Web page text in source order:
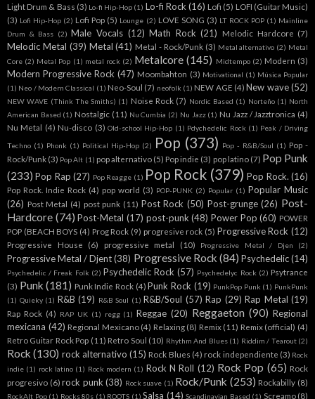
Light Drum & Bass (3) Lo-fi Hip-Hop (1) Lo-fi Rock (16) Lofi (5) LOFI (Guitar Music)
(3) Lofi Hip-Hop (2) Lofi Pop (5) Lounge (2) LOVE SONG (3) LT ROCK POP (1) Mainline
Drum & Bass (2) Male Vocals (12) Math Rock (21) Melodic Hardcore (7)
Melodic Metal (39) Metal (41) Metal - Rock/Punk (3) Metal alternativo (2) Metal
Core (2) Metal Pop (1) metal rock (2) Metalcore (145) Midtempo (2) Modern (3)
Modern Progressive Rock (47) Moombahton (3) Motivational (1) Música Popular
(1) Neo / Modern Classical (1) Neo-Soul (7) neofolk (1) NEW AGE (4) New wave (52)
NEW WAVE (Think The Smiths) (1) Noise Rock (7) Nordic Based (1) Norteño (1) North
American Based (1) Nostalgic (11) Nu Cumbia (2) Nu Jazz (1) Nu Jazz / Jazztronica (4)
Nu Metal (4) Nu-disco (3) Old-school Hip-Hop (1) Pdychedelic Rock (1) Peak / Driving
Techno (1) Phonk (1) Political Hip-Hop (2) Pop (373) Pop - R&B/Soul (1) Pop -
Rock/Punk (3) Pop Alt (1) pop alternativo (5) Pop indie (3) pop latino (7) Pop Punk
(233) Pop Rap (27) Pop Reagge (1) Pop Rock (379) Pop Rock. (16)
Pop Rock. Indie Rock (4) pop world (3) POP-PUNK (2) Popular (1) Popular Music
(26) Post Metal (4) post punk (11) Post Rock (50) Post-grunge (26) Post-
Hardcore (74) Post-Metal (17) post-punk (48) Power Pop (60) POWER
POP (BEACH BOYS (4) Prog Rock (9) progresive rock (5) Progressive Rock (12)
Progressive House (6) progressive metal (10) Progressive Metal / Djen (2)
Progressive Metal / Djent (38) Progressive Rock (84) Psychedelic(14)
Psychedelic / Freak Folk (2) Psychedelic Rock (57) Psychedelyc Rock (2) Psytrance
(3) Punk (181) Punk Indie Rock (4) Punk Rock (19) PunkPop Punk (1) PunkPunk
(1) Quieky (1) R&B (19) R&B Soul (1) R&B/Soul (57) Rap (29) Rap Metal (19)
Rap Rock (4) RAP UK (1) regg (1) Reggae (20) Reggaeton (90) Regional
mexicana (42) Regional Mexicano (4) Relaxing (8) Remix (11) Remix (official) (4)
Retro Guitar Rock Pop (11) Retro Soul (10) Rhythm And Blues (1) Riddim / Tearout (2)
Rock (130) rock alternativo (15) Rock Blues (4) rock independiente (3) Rock
indie (1) rock latino (1) Rock modern (1) Rock N Roll (12) Rock Pop (65) Rock
progresivo (6) rock punk (38) Rock suave (1) Rock/Punk (253) Rockabilly (8)
RockAlt Pop (1) Rocks 80s (1) ROOTS (1) Salsa (14) Scandinavian Based (1) Screamo (8)